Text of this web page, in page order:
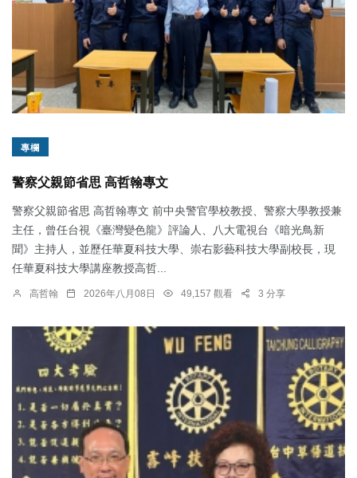
專欄
警察父親節省思 高哲翰專文
警察父親節省思 高哲翰專文 前中央警官學校教授、警察大學教授兼
主任，曾任台視《臺灣變色龍》評論人、八大電視台《暗光鳥新
聞》主持人，並歷任華夏科技大學、崇右影藝科技大學副校長，現
任華夏科技大學講座教授高哲...
高哲翰 2026年八月08日 49,157 觀看 3 分享